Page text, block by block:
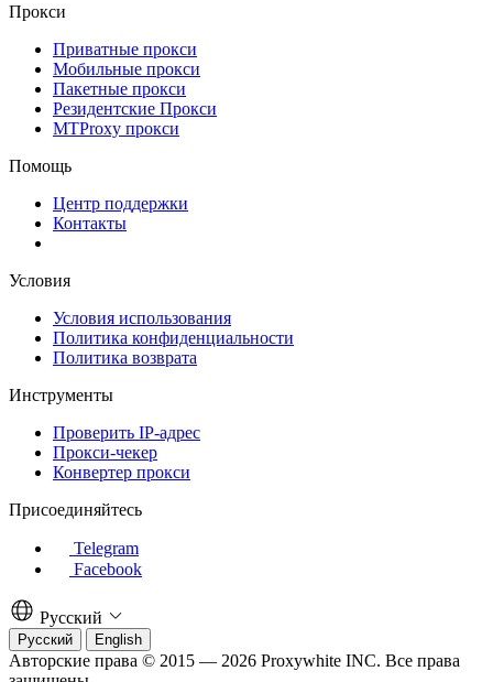
Прокси
Приватные прокси
Мобильные прокси
Пакетные прокси
Резидентские Прокси
MTProxy прокси
Помощь
Центр поддержки
Контакты
Условия
Условия использования
Политика конфиденциальности
Политика возврата
Инструменты
Проверить IP-адрес
Прокси-чекер
Конвертер прокси
Присоединяйтесь
Telegram
Facebook
Русский
Русский English
Авторские права © 2015 — 2026 Proxywhite INC. Все права